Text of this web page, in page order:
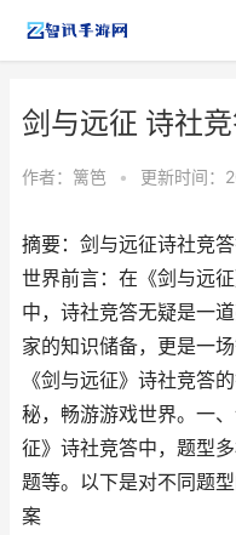
剑与远征 诗社
作者： 篱笆 • 更新时间：
摘要：剑与远征诗社竞
世界前言：在《剑与远
中，诗社竞答无疑是一
家的知识储备，更是一
《剑与远征》诗社竞答
秘，畅游游戏世界。一
征》诗社竞答中，题型
题等。以下是对不同题
案